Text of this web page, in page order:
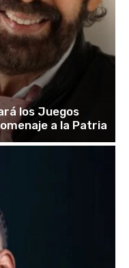
los Juegos
a la Patria